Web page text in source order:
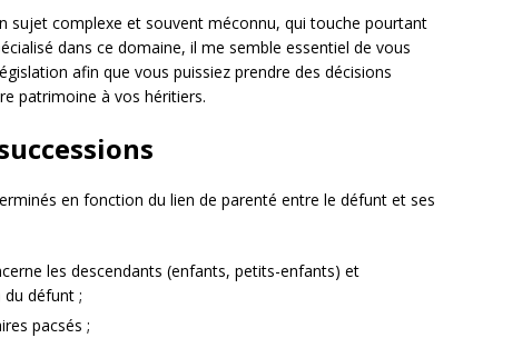
sujet complexe et souvent méconnu, qui touche pourtant
dans ce domaine, il me semble essentiel de vous
afin que vous puissiez prendre des décisions
patrimoine à vos héritiers.
en fonction du lien de parenté entre le défunt et ses
les descendants (enfants, petits-enfants) et
du défunt ;
pacsés ;